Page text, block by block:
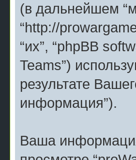
(в дальнейшем
“http://
“их”, “phpBB
Teams”)
результате
информация”).
Ваша